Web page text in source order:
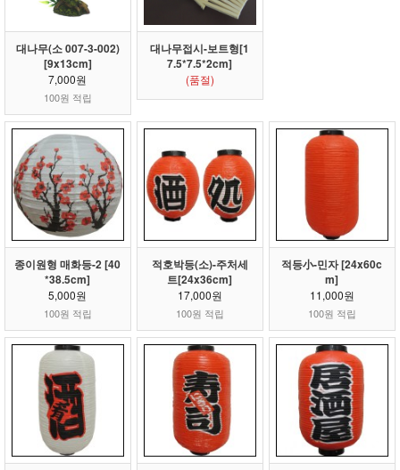
대나무(소 007-3-002)
[9x13cm]
7,000원
100원 적립
대나무접시-보트형[1
7.5*7.5*2cm]
(품절)
종이원형 매화등-2 [40
*38.5cm]
5,000원
100원 적립
적호박등(소)-주처세
트[24x36cm]
17,000원
100원 적립
적등小-민자 [24x60c
m]
11,000원
100원 적립